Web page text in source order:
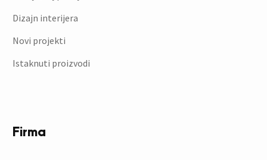
Dizajn interijera
Novi projekti
Istaknuti proizvodi
Firma